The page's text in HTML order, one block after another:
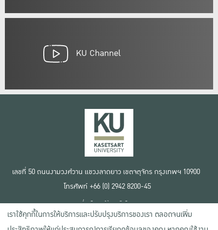
KU Channel
เลขที่ 50 ถนนงามวงศ์วาน แขวงลาดยาว เขตจตุจักร กรุงเทพฯ 10900
โทรศัพท์ +66 (0) 2942 8200-45
เงื่อนไขการใช้งานเว็บไซต์
ข้อตกลงด้านสิทธิ์ใช้งาน
นโยบายความเป็นส่วนตัว
เราใช้คุกกี้ในการให้บริการและปรับปรุงบริการของเรา ตลอดจนเพิ่ม